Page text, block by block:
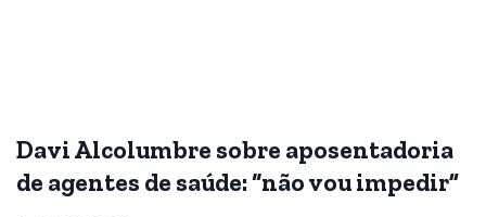
Davi Alcolumbre sobre aposentadoria
de agentes de saúde: “não vou impedir”